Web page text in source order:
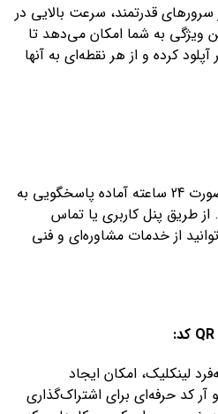
سرورهای قدرتمند، سرعت بالایی در
ویژگی به شما امکان می‌دهد تا
کرده و از هر نقطه‌ای به آنها
تیم پشتیبانی لینکلیک به صورت 24 ساعته آماده پاسخگویی به
طریق پنل کاربری یا تماس
از خدمات مشاوره‌ای و فنی
لینکلیک، امکان ایجاد
آر کد حرفه‌ای برای اشتراک‌گذاری